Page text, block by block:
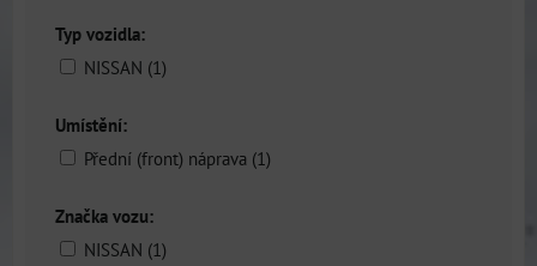
Typ vozidla:
NISSAN (1)
Umístění:
Přední (front) náprava (1)
Značka vozu:
NISSAN (1)